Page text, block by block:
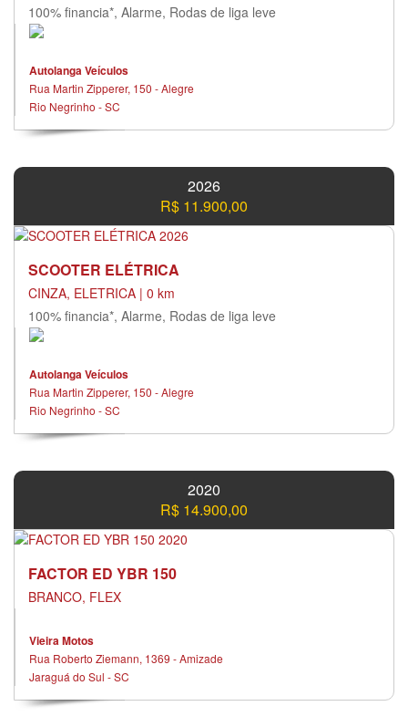
100% financia*, Alarme, Rodas de liga leve
Autolanga Veículos
Rua Martin Zipperer, 150 - Alegre
Rio Negrinho - SC
2026
R$ 11.900,00
SCOOTER ELÉTRICA
CINZA, ELETRICA | 0 km
100% financia*, Alarme, Rodas de liga leve
Autolanga Veículos
Rua Martin Zipperer, 150 - Alegre
Rio Negrinho - SC
2020
R$ 14.900,00
FACTOR ED YBR 150
BRANCO, FLEX
Vieira Motos
Rua Roberto Ziemann, 1369 - Amizade
Jaraguá do Sul - SC